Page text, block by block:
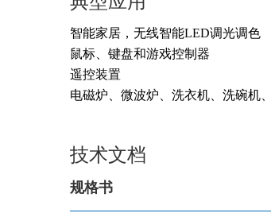
智能家居，无线智能LED调光调色
鼠标、键盘和游戏控制器
遥控装置
电磁炉、微波炉、洗衣机、洗碗机、
技术文档
规格书